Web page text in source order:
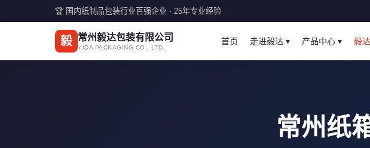
🏆 国内纸制品包装行业百强企业 · 25年专业经验
毅 常州毅达包装有限公司
YIDA PACKAGING CO., LTD.
首页 走进毅达 ▾ 产品中心 ▾ 毅
常州纸